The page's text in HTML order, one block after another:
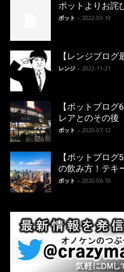
ポットよりお詫
ポット - 2022-03-19
【レンジブロ
レンジ - 2022-11-21
【ポットブロ
レアとのその後
ポット - 2020-07-12
【ポットブロ
の飲み方！テキ
ポット - 2020-06-10